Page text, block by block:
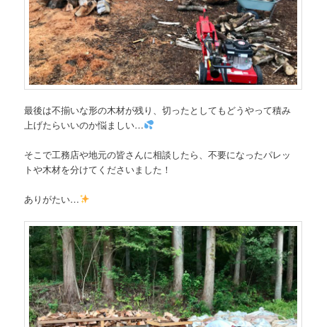
動
最後は不揃いな形の木材が残り、切ったとしてもどうやって積み
上げたらいいのか悩ましい…
そこで工務店や地元の皆さんに相談したら、不要になったパレッ
トや木材を分けてくださいました！
ありがたい…